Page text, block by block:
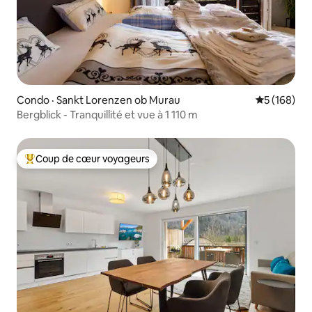
Condo · Sankt Lorenzen ob Murau Note
5 (168)
Bergblick - Tranquillité et vue à 1 110 m
Coup de cœur voyageurs parmi les plus aimés
Coup de cœur voyageurs